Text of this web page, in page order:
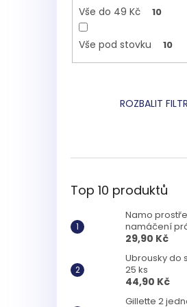
Vše do 49 Kč 10
Vše pod stovku 10
ROZBALIT FILTR
Top 10 produktů
Namo
namáčení
29,90 Kč
Ubrousky do
25 ks
44,90 Kč
Gillette 2